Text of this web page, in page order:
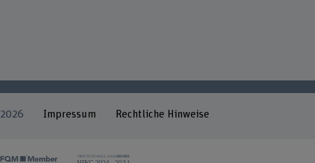
Impressum Rechtliche Hinweise